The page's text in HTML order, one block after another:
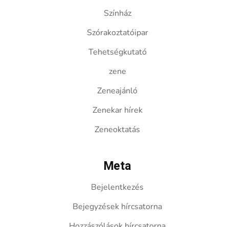
Színház
Szórakoztatóipar
Tehetségkutató
zene
Zeneajánló
Zenekar hírek
Zeneoktatás
Meta
Bejelentkezés
Bejegyzések hírcsatorna